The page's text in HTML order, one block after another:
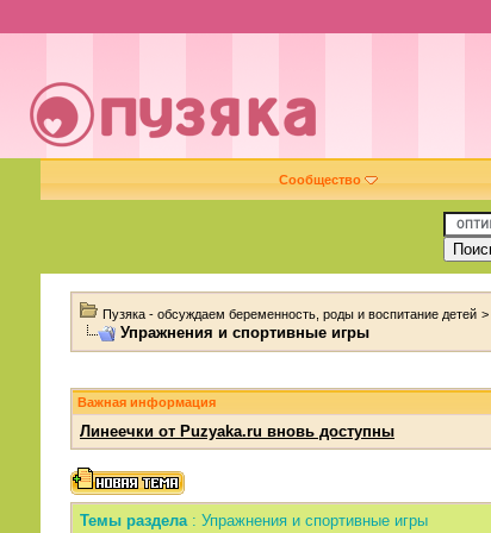
Сообщество
Пузяка - обсуждаем беременность, роды и воспитание детей >
Упражнения и спортивные игры
Важная информация
Линеечки от Puzyaka.ru вновь доступны
Темы раздела: Упражнения и спортивные игры